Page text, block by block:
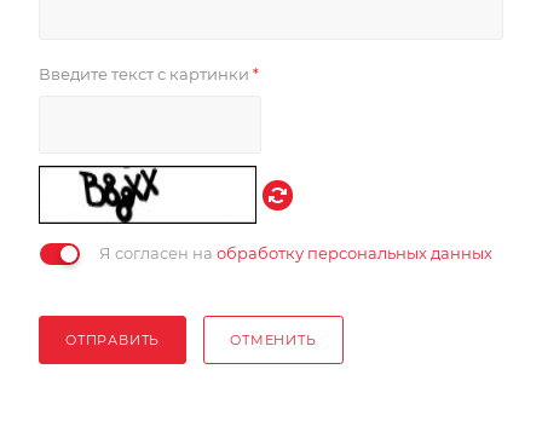
Введите текст с картинки *
Я согласен на обработку персональных данных
ОТПРАВИТЬ ОТМЕНИТЬ